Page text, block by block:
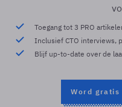
Toegang tot 3 PRO
Inclusief CTO interviews,
Blijf up-to-date over de
Word